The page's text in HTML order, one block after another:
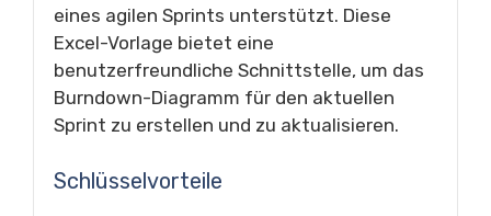
eines agilen Sprints unterstützt. Diese
Excel-Vorlage bietet eine
benutzerfreundliche Schnittstelle, um das
Burndown-Diagramm für den aktuellen
Sprint zu erstellen und zu aktualisieren.
Schlüsselvorteile